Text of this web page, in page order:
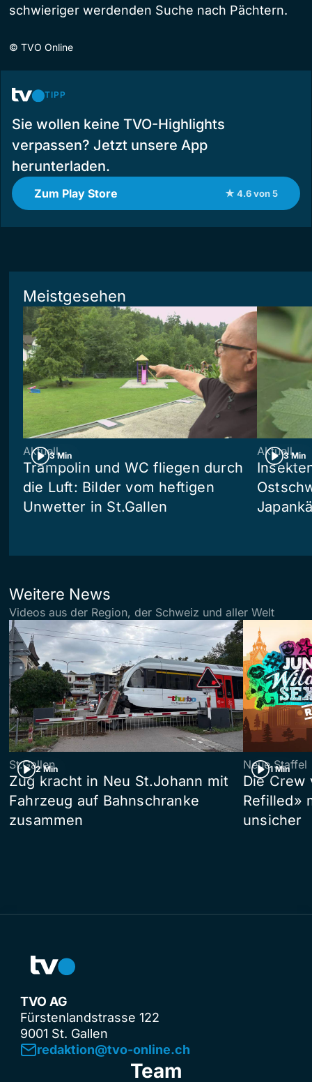
schwieriger werdenden Suche nach Pächtern.
© TVO Online
TIPP
Sie wollen keine TVO-Highlights
verpassen? Jetzt unsere App
herunterladen.
Zum Play Store ★ 4.6 von 5
Meistgesehen
3 Min
Aktuell
Trampolin und WC fliegen durch
die Luft: Bilder vom heftigen
Unwetter in St.Gallen
3 Min
Aktuell
Weitere News
Videos aus der Region, der Schweiz und aller Welt
2 Min
St.Gallen
Zug kracht in Neu St.Johann mit
Fahrzeug auf Bahnschranke
zusammen
1 Min
Neue Staffel
Die Crew
Refilled»
unsicher
TVO AG
Fürstenlandstrasse 122
9001 St. Gallen
redaktion@tvo-online.ch
Team